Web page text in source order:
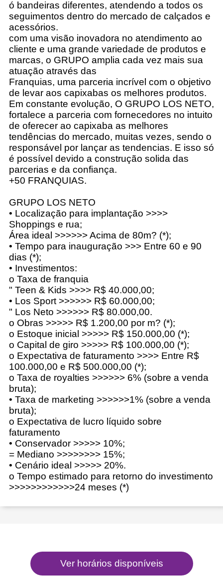
ó bandeiras diferentes, atendendo a todos os
seguimentos dentro do mercado de calçados e
acessórios.
com uma visão inovadora no atendimento ao
cliente e uma grande variedade de produtos e
marcas, o GRUPO amplia cada vez mais sua
atuação através das
Franquias, uma parceria incrível com o objetivo
de levar aos capixabas os melhores produtos.
Em constante evolução, O GRUPO LOS NETO,
fortalece a parceria com fornecedores no intuito
de oferecer ao capixaba as melhores
tendências do mercado, muitas vezes, sendo o
responsável por lançar as tendencias. E isso só
é possível devido a construção solida das
parcerias e da confiança.
+50 FRANQUIAS.
GRUPO LOS NETO
• Localização para implantação >>>>
Shoppings e rua;
Área ideal >>>>>> Acima de 80m? (*);
• Tempo para inauguração >>> Entre 60 e 90
dias (*);
• Investimentos:
o Taxa de franquia
" Teen & Kids >>>> R$ 40.000,00;
• Los Sport >>>>>> R$ 60.000,00;
" Los Neto >>>>>> R$ 80.000,00.
o Obras >>>>> R$ 1.200,00 por m? (*);
o Estoque inicial >>>>> R$ 150.000,00 (*);
o Capital de giro >>>>> R$ 100.000,00 (*);
o Expectativa de faturamento >>>> Entre R$
100.000,00 e R$ 500.000,00 (*);
o Taxa de royalties >>>>>> 6% (sobre a venda
bruta);
• Taxa de marketing >>>>>>1% (sobre a venda
bruta);
o Expectativa de lucro líquido sobre
faturamento
• Conservador >>>>> 10%;
= Mediano >>>>>>>> 15%;
• Cenário ideal >>>>> 20%.
o Tempo estimado para retorno do investimento
>>>>>>>>>>>>24 meses (*)